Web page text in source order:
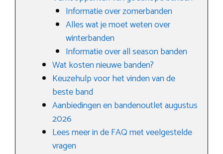
Informatie over zomerbanden
Alles wat je moet weten over
winterbanden
Informatie over all season banden
Wat kosten nieuwe banden?
Keuzehulp voor het vinden van de
beste band
Aanbiedingen en bandenoutlet augustus
2026
Lees meer in de FAQ met veelgestelde
vragen